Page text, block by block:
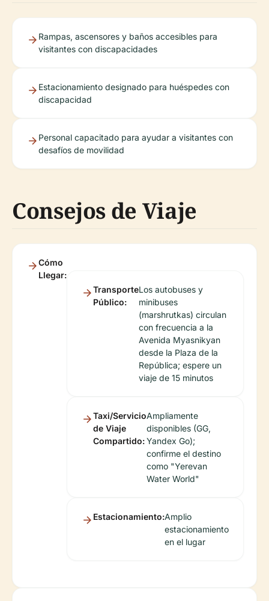
Rampas, ascensores y baños accesibles para
visitantes con discapacidades
Estacionamiento designado para huéspedes con
discapacidad
Personal capacitado para ayudar a visitantes con
desafíos de movilidad
Consejos de Viaje
Cómo
Llegar:
Transporte
Público:
Los autobuses y
minibuses
(marshrutkas) circulan
con frecuencia a la
Avenida Myasnikyan
desde la Plaza de la
República; espere un
viaje de 15 minutos
Taxi/Servicio
de Viaje
Compartido:
Ampliamente
disponibles (GG,
Yandex Go);
confirme el destino
como "Yerevan
Water World"
Estacionamiento:Amplio
estacionamiento
en el lugar